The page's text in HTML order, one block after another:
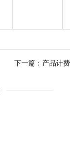
下一篇： 产品计费